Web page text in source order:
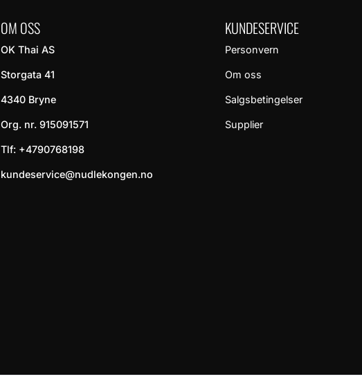
OM OSS
OK Thai AS
Storgata 41
4340 Bryne
Org. nr. 915091571
Tlf: +4790768198
kundeservice@nudlekongen.no
KUNDESERVICE
Personvern
Om oss
Salgsbetingelser
Supplier